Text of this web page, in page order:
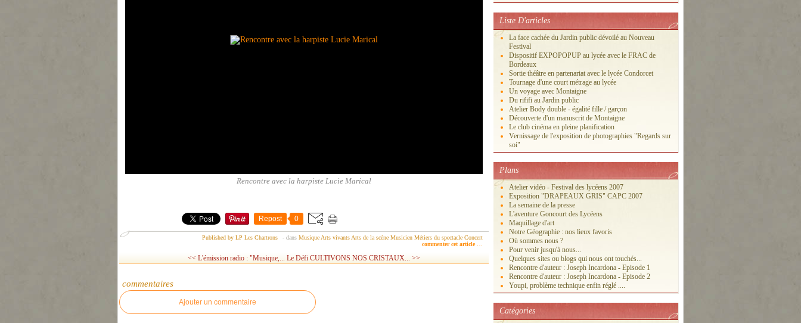
Rencontre avec la harpiste Lucie Marical
Repost 0
Published by LP Les Chartrons - dans Musique Arts vivants Arts de la scène Musicien Métiers du spectacle Concert
commenter cet article
<< L'émission radio : "Musique,... Le Défi CULTIVONS NOS CRISTAUX... >>
commentaires
Ajouter un commentaire
Liste D'articles
La face cachée du Jardin public dévoilé au Nouveau
Festival
Dispositif EXPOPOPUP au lycée avec le FRAC de
Bordeaux
Sortie théâtre en partenariat avec le lycée Condorcet
Tournage d'une court métrage au lycée
Un voyage avec Montaigne
Du rififi au Jardin public
Atelier Body double - égalité fille / garçon
Découverte d'un manuscrit de Montaigne
Le club cinéma en pleine planification
Vernissage de l'exposition de photographies "Regards sur
soi"
Plans
Atelier vidéo - Festival des lycéens 2007
Exposition "DRAPEAUX GRIS" CAPC 2007
La semaine de la presse
L'aventure Goncourt des Lycéens
Maquillage d'art
Notre Géographie : nos lieux favoris
Où sommes nous ?
Pour venir jusqu'à nous...
Quelques sites ou blogs qui nous ont touchés...
Rencontre d'auteur : Joseph Incardona - Episode 1
Rencontre d'auteur : Joseph Incardona - Episode 2
Youpi, problème technique enfin réglé ....
Catégories